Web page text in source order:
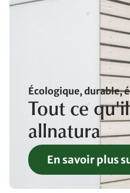
Écologique, durable,
Tout ce
allnatura
En savoir plus